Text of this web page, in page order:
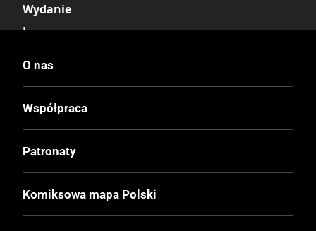
Wydanie
I
Druk
Twarda
Format
O nas
Współpraca
Patronaty
Komiksowa mapa Polski